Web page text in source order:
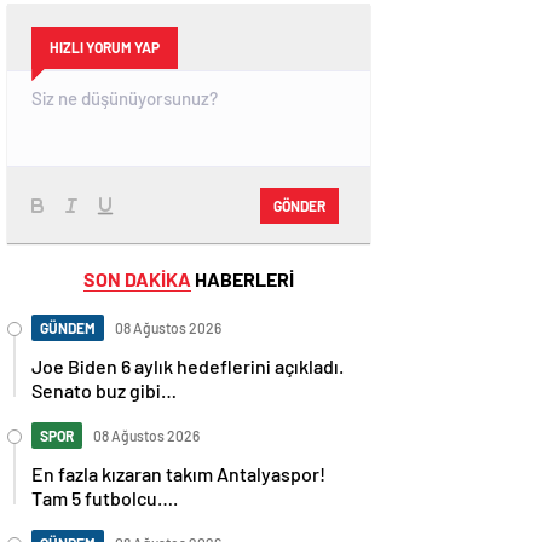
HIZLI YORUM YAP
GÖNDER
SON DAKİKA HABERLERİ
GÜNDEM 08 Ağustos 2026
Joe Biden 6 aylık hedeflerini açıkladı.
Senato buz gibi…
SPOR 08 Ağustos 2026
En fazla kızaran takım Antalyaspor!
Tam 5 futbolcu….